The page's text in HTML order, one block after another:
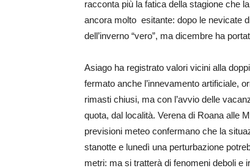
racconta più la fatica della stagione che
ancora molto esitante: dopo le nevicate
dell’inverno “vero”, ma dicembre ha
Asiago ha registrato valori vicini alla
fermato anche l’innevamento artificiale,
rimasti chiusi, ma con l’avvio delle
quota, dal località. Verena di Roana alle
previsioni meteo confermano che la
stanotte e lunedì una perturbazione
metri: ma si tratterà di fenomeni deboli e